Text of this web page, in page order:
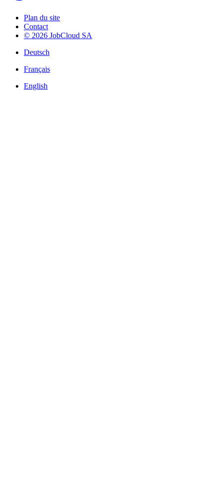
Plan du site
Contact
© 2026 JobCloud SA
Deutsch
Français
English